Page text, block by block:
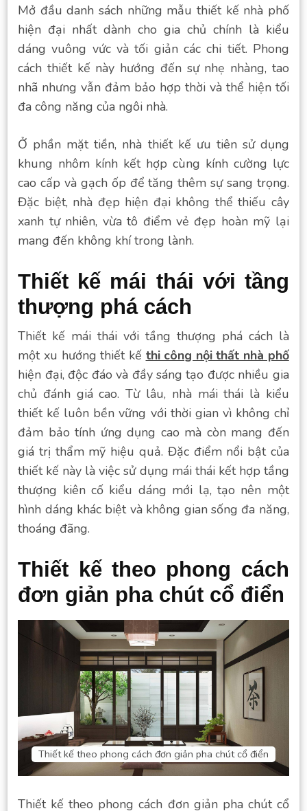
Mở đầu danh sách những mẫu thiết kế nhà phố
hiện đại nhất dành cho gia chủ chính là kiểu
dáng vuông vức và tối giản các chi tiết. Phong
cách thiết kế này hướng đến sự nhẹ nhàng, tao
nhã nhưng vẫn đảm bảo hợp thời và thể hiện tối
đa công năng của ngôi nhà.
Ở phần mặt tiền, nhà thiết kế ưu tiên sử dụng
khung nhôm kính kết hợp cùng kính cường lực
cao cấp và gạch ốp để tăng thêm sự sang trọng.
Đặc biệt, nhà đẹp hiện đại không thể thiếu cây
xanh tự nhiên, vừa tô điểm vẻ đẹp hoàn mỹ lại
mang đến không khí trong lành.
Thiết kế mái thái với tầng
thượng phá cách
Thiết kế mái thái với tầng thượng phá cách là
một xu hướng thiết kế thi công nội thất nhà phố
hiện đại, độc đáo và đầy sáng tạo được nhiều gia
chủ đánh giá cao. Từ lâu, nhà mái thái là kiểu
thiết kế luôn bền vững với thời gian vì không chỉ
đảm bảo tính ứng dụng cao mà còn mang đến
giá trị thẩm mỹ hiệu quả. Đặc điểm nổi bật của
thiết kế này là việc sử dụng mái thái kết hợp tầng
thượng kiên cố kiểu dáng mới lạ, tạo nên một
hình dáng khác biệt và không gian sống đa năng,
thoáng đãng.
Thiết kế theo phong cách
đơn giản pha chút cổ điển
Thiết kế theo phong cách đơn giản pha chút cổ điển
Thiết kế theo phong cách đơn giản pha chút cổ